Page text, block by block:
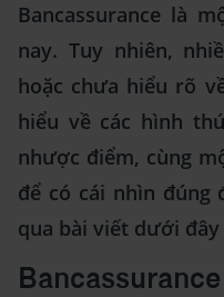
Bancassurance là
nay. Tuy nhiên,
hoặc chưa hiểu rõ
hiểu về các hình
nhược điểm, cùng
để có cái nhìn đúng
qua bài viết dưới đây